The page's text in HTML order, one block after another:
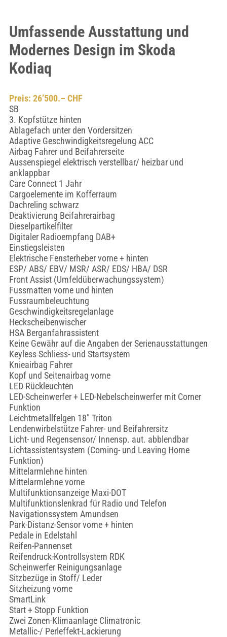
Umfassende Ausstattung und
Modernes Design im Skoda
Kodiaq
Preis: 26’500.– CHF
SB
3. Kopfstütze hinten
Ablagefach unter den Vordersitzen
Adaptive Geschwindigkeitsregelung ACC
Airbag Fahrer und Beifahrerseite
Aussenspiegel elektrisch verstellbar/ heizbar und
anklappbar
Care Connect 1 Jahr
Cargoelemente im Kofferraum
Dachreling schwarz
Deaktivierung Beifahrerairbag
Dieselpartikelfilter
Digitaler Radioempfang DAB+
Einstiegsleisten
Elektrische Fensterheber vorne + hinten
ESP/ ABS/ EBV/ MSR/ ASR/ EDS/ HBA/ DSR
Front Assist (Umfeldüberwachungssystem)
Fussmatten vorne und hinten
Fussraumbeleuchtung
Geschwindigkeitsregelanlage
Heckscheibenwischer
HSA Berganfahrassistent
Keine Gewähr auf die Angaben der Serienausstattungen
Keyless Schliess- und Startsystem
Knieairbag Fahrer
Kopf und Seitenairbag vorne
LED Rückleuchten
LED-Scheinwerfer + LED-Nebelscheinwerfer mit Corner
Funktion
Leichtmetallfelgen 18" Triton
Lendenwirbelstütze Fahrer- und Beifahrersitz
Licht- und Regensensor/ Innensp. aut. abblendbar
Lichtassistentsystem (Coming- und Leaving Home
Funktion)
Mittelarmlehne hinten
Mittelarmlehne vorne
Multifunktionsanzeige Maxi-DOT
Multifunktionslenkrad für Radio und Telefon
Navigationssystem Amundsen
Park-Distanz-Sensor vorne + hinten
Pedale in Edelstahl
Reifen-Pannenset
Reifendruck-Kontrollsystem RDK
Scheinwerfer Reinigungsanlage
Sitzbezüge in Stoff/ Leder
Sitzheizung vorne
SmartLink
Start + Stopp Funktion
Zwei Zonen-Klimaanlage Climatronic
Metallic-/ Perleffekt-Lackierung